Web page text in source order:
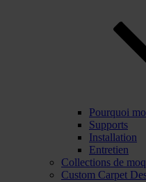
Pourquoi
Supports
Installation
Entretien
Collections de
Custom Carpet